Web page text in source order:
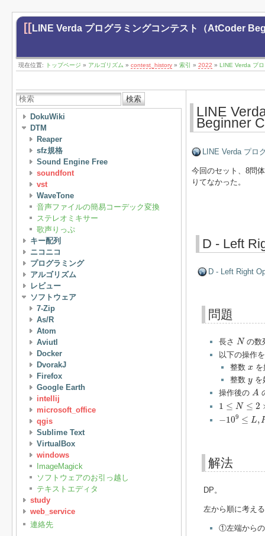
[[LINE Verda プログラミングコンテスト（AtCoder
現在位置: トップページ » アルゴリズム » contest_history » 索引 » 2022 » LINE Verda プ
検索
DokuWiki
DTM
Reaper
sfz規格
Sound Engine Free
soundfont
vst
WaveTone
音声ファイルの簡易コーデック変換
ステレオミキサー
歌声りっぷ
キー配列
ニコニコ
プログラミング
アルゴリズム
レビュー
ソフトウェア
7-Zip
As/R
Atom
Aviutl
Docker
DvorakJ
Firefox
Google Earth
intellij
microsoft_office
qgis
Sublime Text
VirtualBox
windows
ImageMagick
ソフトウェアのお引っ越し
テキストエディタ
study
web_service
連絡先
LINE
Beginner
LINE Verda プロ
今回のセット、8問
りてなかった。
D - Left
D - Left Right
問題
長さ N
N の数
以下の操作
整数 x
x
整数 y
y を
操作後の A
A
1 ≤ N ≤ 2
1 N ≤2 105
−109 ≤ L,
109≤ L, R A
解法
DP。
左から順に考え
①左端から